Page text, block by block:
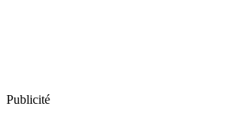
Publicité